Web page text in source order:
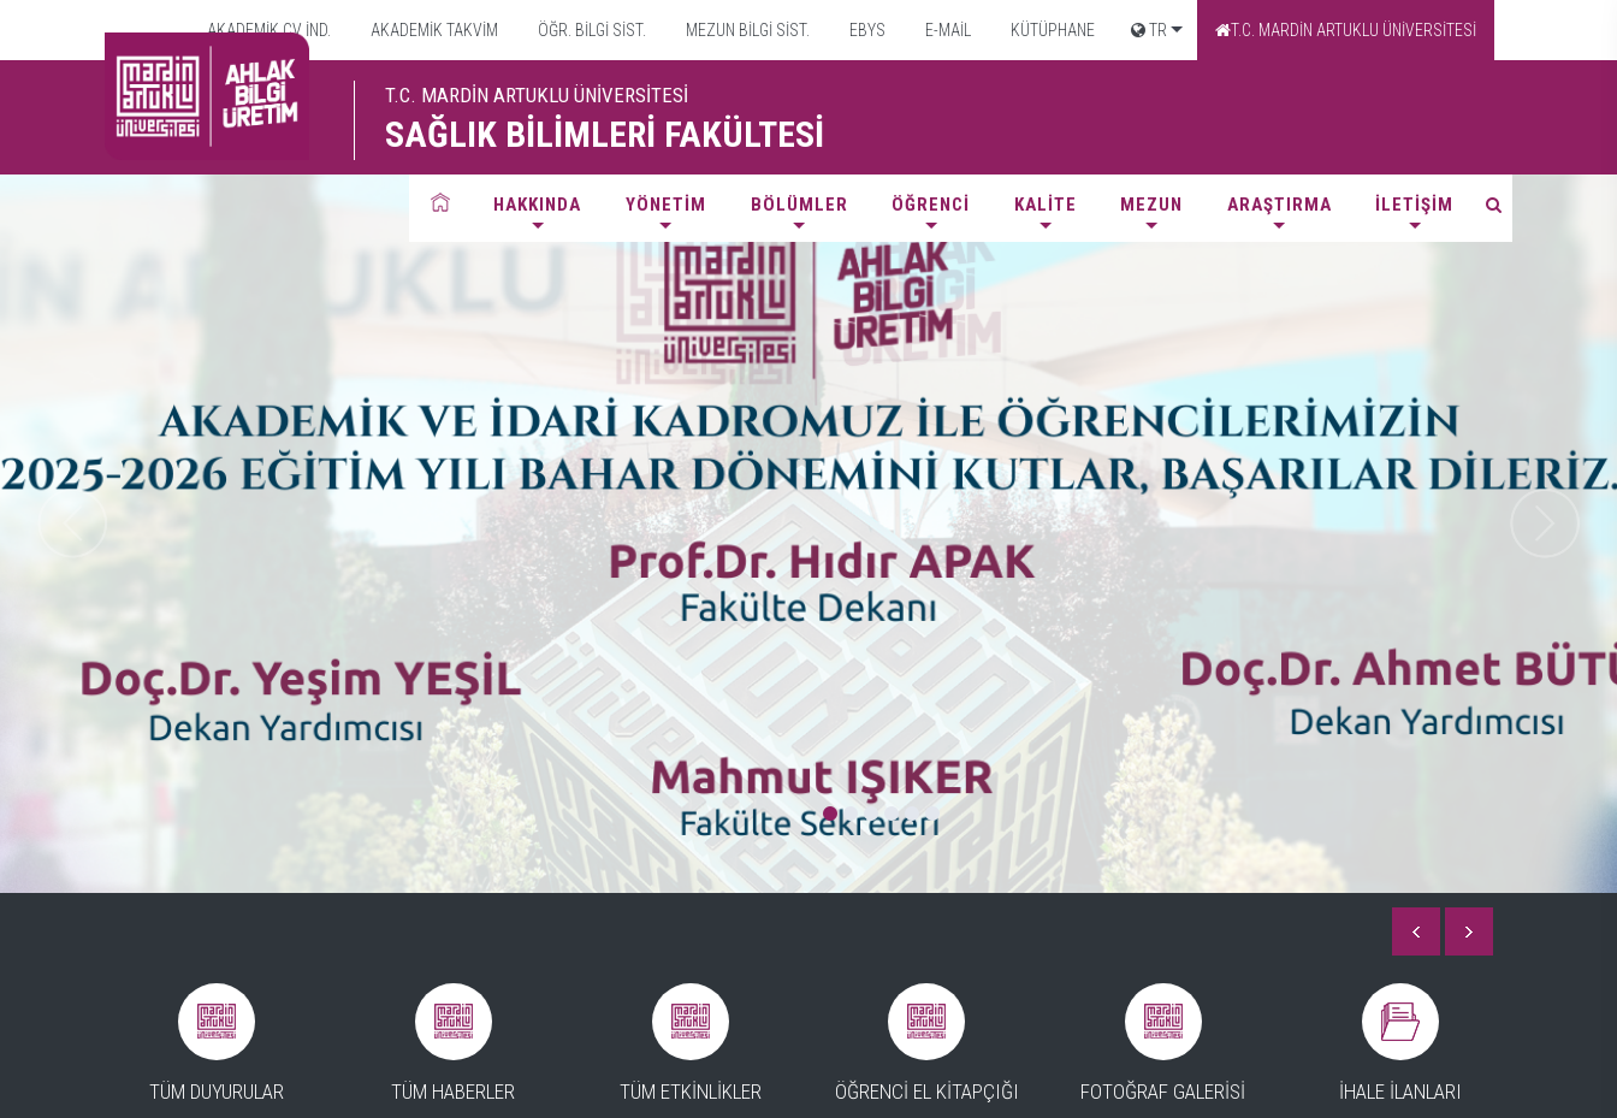
AKADEMİK CV İND. AKADEMİK TAKVİM ÖĞR. BİLGİ SİST. MEZUN BİLGİ SİST. EBYS E-MAİL KÜTÜPHANE TR T.C. MARDİN ARTUKLU ÜNİVERSİTESİ
T.C. MARDİN ARTUKLU ÜNİVERSİTESİ
SAĞLIK BİLİMLERİ FAKÜLTESİ
HAKKINDA YÖNETİM BÖLÜMLER ÖĞRENCİ KALİTE MEZUN ARAŞTIRMA İLETİŞİM
TÜM DUYURULAR TÜM HABERLER TÜM ETKİNLİKLER ÖĞRENCİ EL KİTAPÇIĞI FOTOĞRAF GALERİSİ İHALE İLANLARI